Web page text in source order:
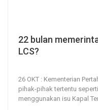
22 bulan
LCS?
26 OKT : Kementerian
pihak-pihak tertentu
menggunakan isu Kapal